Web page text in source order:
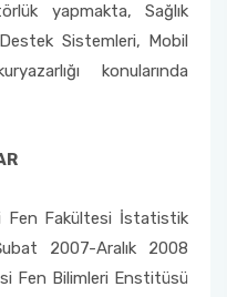
yapmakta, Sağlık
Sistemleri, Mobil
konularında
Fen Fakültesi İstatistik
2007-Aralık 2008
Fen Bilimleri Enstitüsü